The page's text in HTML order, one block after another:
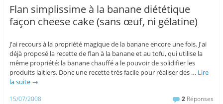
Flan simplissime à la banane diététique
façon cheese cake (sans œuf, ni gélatine)
J'ai recours à la propriété magique de la banane encore une fois. J'ai
déjà proposé la recette de flan à la banane et au tofu, qui utilise la
même propriété: la banane chauffé a le pouvoir de solidifier les
produits laitiers. Donc une recette très facile pour réaliser des … Lire
la suite →
15/07/2008 2 Réponses